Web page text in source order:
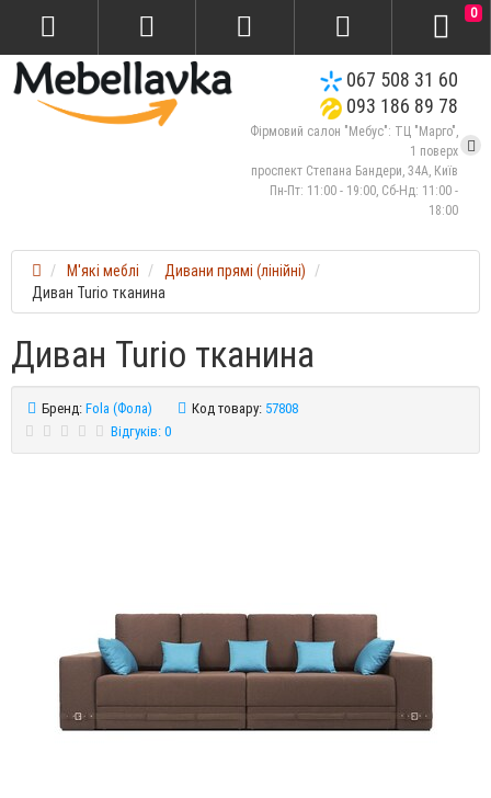
067 508 31 60
093 186 89 78
Фірмовий салон "Мебус": ТЦ "Марго",
1 поверх
проспект Степана Бандери, 34А, Київ
Пн-Пт: 11:00 - 19:00, Сб-Нд: 11:00 -
18:00
0
М'які меблі
Дивани прямі (лінійні)
Диван Turio тканина
Диван Turio тканина
Бренд:Fola (Фола) Код товару: 57808
Відгуків: 0